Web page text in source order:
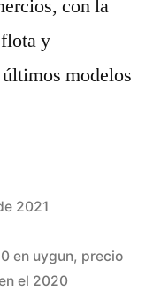
con la
y
modelos
2021
en uygun, precio
el 2020